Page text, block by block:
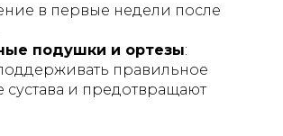
в первые недели после
подушки и ортезы:
правильное
и предотвращают